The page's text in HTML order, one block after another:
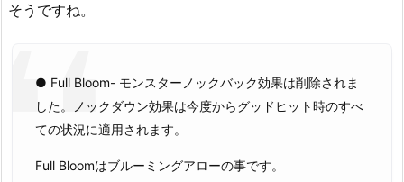
そうですね。
● Full Bloom- モンスターノックバック効果は削除されま
した。ノックダウン効果は今度からグッドヒット時のすべ
ての状況に適用されます。
Full Bloomはブルーミングアローの事です。